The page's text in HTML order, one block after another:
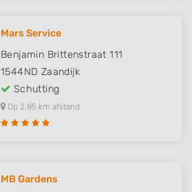
Mars Service
Benjamin Brittenstraat 111
1544ND Zaandijk
Schutting
Op 2,85 km afstand
MB Gardens